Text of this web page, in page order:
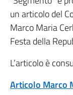
un articolo del
Marco Maria
Festa della
L’articolo è
Articolo Marco